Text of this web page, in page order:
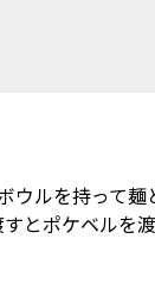
ルを持って
とポケベルを